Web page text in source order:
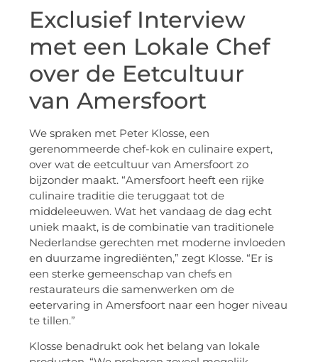
Exclusief Interview
met een Lokale Chef
over de Eetcultuur
van Amersfoort
We spraken met Peter Klosse, een
gerenommeerde chef-kok en culinaire expert,
over wat de eetcultuur van Amersfoort zo
bijzonder maakt. “Amersfoort heeft een rijke
culinaire traditie die teruggaat tot de
middeleeuwen. Wat het vandaag de dag echt
uniek maakt, is de combinatie van traditionele
Nederlandse gerechten met moderne invloeden
en duurzame ingrediënten,” zegt Klosse. “Er is
een sterke gemeenschap van chefs en
restaurateurs die samenwerken om de
eetervaring in Amersfoort naar een hoger niveau
te tillen.”
Klosse benadrukt ook het belang van lokale